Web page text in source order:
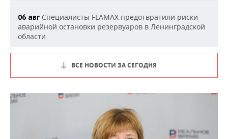
06 авг Специалисты FLAMAX предотвратили риски
аварийной остановки резервуаров в Ленинградской
области
ВСЕ НОВОСТИ ЗА СЕГОДНЯ